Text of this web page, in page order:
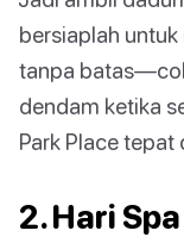
bersiaplah
tanpa
dendam ketika
Park Place
2. Hari